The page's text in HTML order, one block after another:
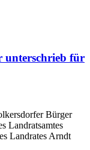
unterschrieb für
Bürger
Landratsamtes
Landrates Arndt